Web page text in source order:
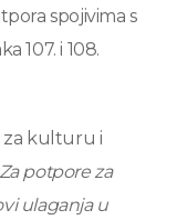
spojivima s
107. i 108.
za kulturu i
potpore za
ulaganja u